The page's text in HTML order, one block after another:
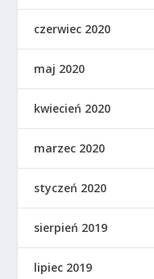
czerwiec 2020
maj 2020
kwiecień 2020
marzec 2020
styczeń 2020
sierpień 2019
lipiec 2019